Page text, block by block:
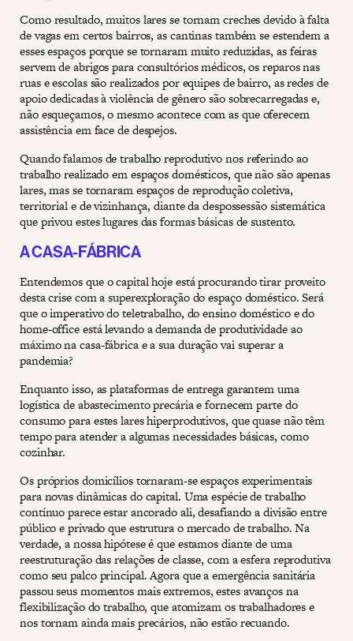
Como resultado, muitos lares se tornam creches devido à falta
de vagas em certos bairros, as cantinas também se estendem a
esses espaços porque se tornaram muito reduzidas, as feiras
servem de abrigos para consultórios médicos, os reparos nas
ruas e escolas são realizados por equipes de bairro, as redes de
apoio dedicadas à violência de gênero são sobrecarregadas e,
não esqueçamos, o mesmo acontece com as que oferecem
assistência em face de despejos.
Quando falamos de trabalho reprodutivo nos referindo ao
trabalho realizado em espaços domésticos, que não são apenas
lares, mas se tornaram espaços de reprodução coletiva,
territorial e de vizinhança, diante da despossessão sistemática
que privou estes lugares das formas básicas de sustento.
A CASA-FÁBRICA
Entendemos que o capital hoje está procurando tirar proveito
desta crise com a superexploração do espaço doméstico. Será
que o imperativo do teletrabalho, do ensino doméstico e do
home-office está levando a demanda de produtividade ao
máximo na casa-fábrica e a sua duração vai superar a
pandemia?
Enquanto isso, as plataformas de entrega garantem uma
logística de abastecimento precária e fornecem parte do
consumo para estes lares hiperprodutivos, que quase não têm
tempo para atender a algumas necessidades básicas, como
cozinhar.
Os próprios domicílios tornaram-se espaços experimentais
para novas dinâmicas do capital. Uma espécie de trabalho
contínuo parece estar ancorado ali, desafiando a divisão entre
público e privado que estrutura o mercado de trabalho. Na
verdade, a nossa hipótese é que estamos diante de uma
reestruturação das relações de classe, com a esfera reprodutiva
como seu palco principal. Agora que a emergência sanitária
passou seus momentos mais extremos, estes avanços na
flexibilização do trabalho, que atomizam os trabalhadores e
nos tornam ainda mais precários, não estão recuando.